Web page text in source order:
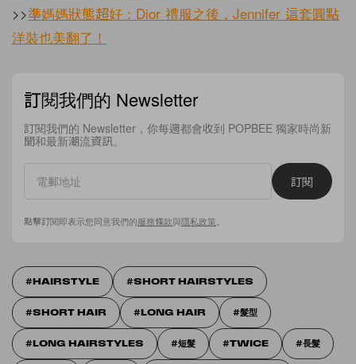
>>準媽媽狀態超好：Dior 禮服之後，Jennifer 這套圓點
洋裝也美翻了！
訂閱我們的 Newsletter
訂閱我們的 Newsletter，你每週都會收到 POPBEE 獨家時尚新
聞和最新潮流資訊。
訂閱
點擊訂閱即表示您同意我們的服務條款與隱私政策
HAIRSTYLE SHORT HAIRSTYLES
SHORT HAIR LONG HAIR 髮型
LONG HAIRSTYLES 短髮 TWICE 長髮